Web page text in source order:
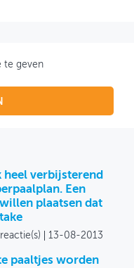
te geven
heel verbijsterend
Een
plaatsen dat
13-08-2013
paaltjes worden